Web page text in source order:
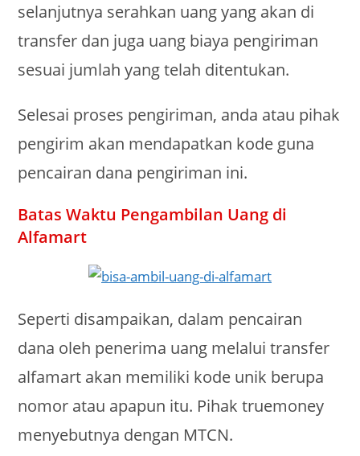
selanjutnya serahkan uang yang akan di
transfer dan juga uang biaya pengiriman
sesuai jumlah yang telah ditentukan.
Selesai proses pengiriman, anda atau pihak
pengirim akan mendapatkan kode guna
pencairan dana pengiriman ini.
Batas Waktu Pengambilan Uang di
Alfamart
Seperti disampaikan, dalam pencairan
dana oleh penerima uang melalui transfer
alfamart akan memiliki kode unik berupa
nomor atau apapun itu. Pihak truemoney
menyebutnya dengan MTCN.